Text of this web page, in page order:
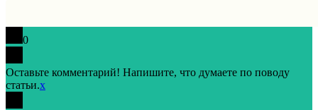
0
Оставьте комментарий! Напишите, что думаете по поводу
статьи.x